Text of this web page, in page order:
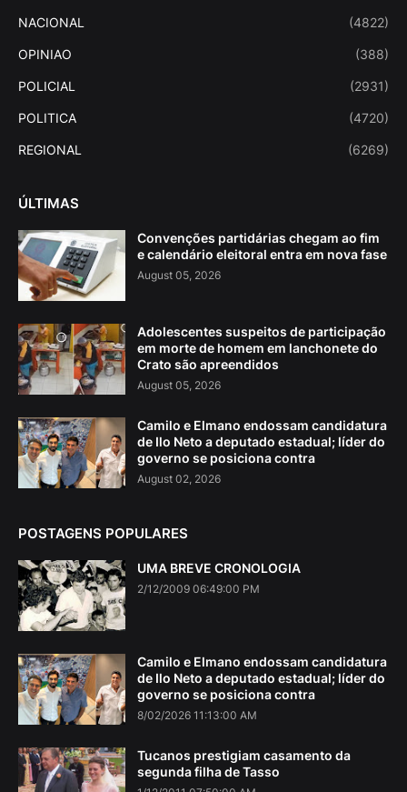
NACIONAL (4822)
OPINIAO (388)
POLICIAL (2931)
POLITICA (4720)
REGIONAL (6269)
ÚLTIMAS
Convenções partidárias chegam ao fim
e calendário eleitoral entra em nova fase
August 05, 2026
Adolescentes suspeitos de participação
em morte de homem em lanchonete do
Crato são apreendidos
August 05, 2026
Camilo e Elmano endossam candidatura
de Ilo Neto a deputado estadual; líder do
governo se posiciona contra
August 02, 2026
POSTAGENS POPULARES
UMA BREVE CRONOLOGIA
2/12/2009 06:49:00 PM
Camilo e Elmano endossam candidatura
de Ilo Neto a deputado estadual; líder do
governo se posiciona contra
8/02/2026 11:13:00 AM
Tucanos prestigiam casamento da
segunda filha de Tasso